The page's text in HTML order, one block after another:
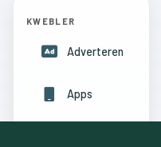
KWEBLER
Adverteren
Apps